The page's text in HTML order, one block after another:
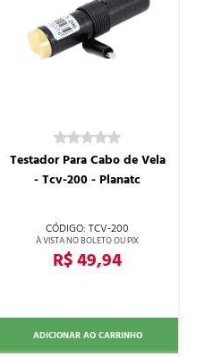
TCV-200
Testador Para Cabo de Vela
- Tcv-200 - Planatc
R$ 49,94
ADICIONAR AO CARRINHO